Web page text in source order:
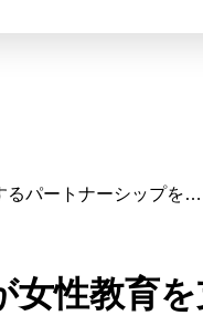
るパートナーシップを…
性教育